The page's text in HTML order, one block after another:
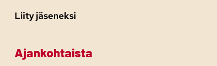
Liity jäseneksi
Ajankohtaista